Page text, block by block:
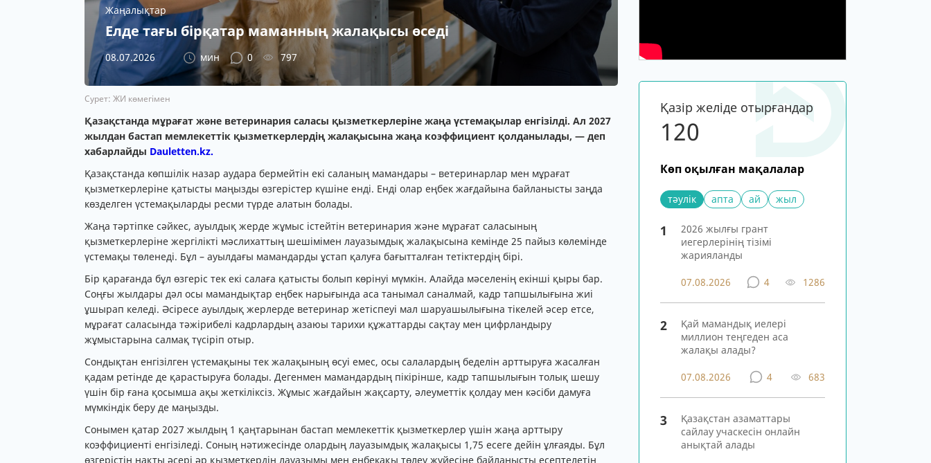
Жаңалықтар
Елде тағы бірқатар маманның жалақысы өседі
08.07.2026 мин 0 797
Сурет: ЖИ көмегімен
Қазақстанда мұрағат және ветеринария саласы қызметкерлеріне жаңа үстемақылар енгізілді. Ал 2027
жылдан бастап мемлекеттік қызметкерлердің жалақысына жаңа коэффициент қолданылады, — деп
хабарлайды Dauletten.kz.
Қазақстанда көпшілік назар аудара бермейтін екі саланың мамандары – ветеринарлар мен мұрағат
қызметкерлеріне қатысты маңызды өзгерістер күшіне енді. Енді олар еңбек жағдайына байланысты заңда
көзделген үстемақыларды ресми түрде алатын болады.
Жаңа тәртіпке сәйкес, ауылдық жерде жұмыс істейтін ветеринария және мұрағат саласының
қызметкерлеріне жергілікті мәслихаттың шешімімен лауазымдық жалақысына кемінде 25 пайыз көлемінде
үстемақы төленеді. Бұл – ауылдағы мамандарды ұстап қалуға бағытталған тетіктердің бірі.
Бір қарағанда бұл өзгеріс тек екі салаға қатысты болып көрінуі мүмкін. Алайда мәселенің екінші қыры бар.
Соңғы жылдары дәл осы мамандықтар еңбек нарығында аса танымал саналмай, кадр тапшылығына жиі
ұшырап келеді. Әсіресе ауылдық жерлерде ветеринар жетіспеуі мал шаруашылығына тікелей әсер етсе,
мұрағат саласында тәжірибелі кадрлардың азаюы тарихи құжаттарды сақтау мен цифрландыру
жұмыстарына салмақ түсіріп отыр.
Сондықтан енгізілген үстемақыны тек жалақының өсуі емес, осы салалардың беделін арттыруға жасалған
қадам ретінде де қарастыруға болады. Дегенмен мамандардың пікірінше, кадр тапшылығын толық шешу
үшін бір ғана қосымша ақы жеткіліксіз. Жұмыс жағдайын жақсарту, әлеуметтік қолдау мен кәсіби дамуға
мүмкіндік беру де маңызды.
Сонымен қатар 2027 жылдың 1 қаңтарынан бастап мемлекеттік қызметкерлер үшін жаңа арттыру
коэффициенті енгізіледі. Соның нәтижесінде олардың лауазымдық жалақысы 1,75 есеге дейін ұлғаяды. Бұл
өзгерістің нақты әсері әр қызметкердің лауазымы мен еңбекақы төлеу жүйесіне байланысты есептелетін
Қазір желіде отырғандар
120
Көп оқылған мақалалар
тәулік апта ай жыл
1
2026 жылғы грант
иегерлерінің тізімі
жарияланды
07.08.2026 4 1286
2
Қай мамандық иелері
миллион теңгеден аса
жалақы алады?
07.08.2026 4 683
3
Қазақстан азаматтары
сайлау учаскесін онлайн
анықтай алады